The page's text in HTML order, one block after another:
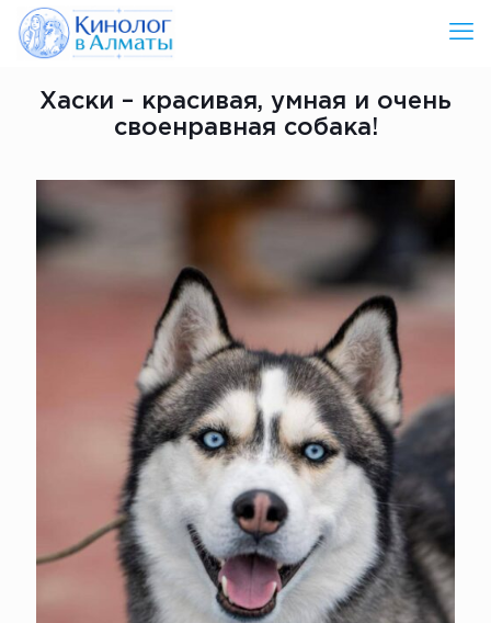
Хаски – красивая, умная и очень
своенравная собака!